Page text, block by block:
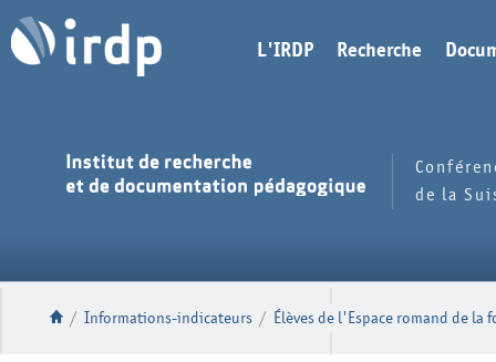
L'IRDP Recherche
de la
/ Informations-indicateurs / Élèves de l'Espace romand de la